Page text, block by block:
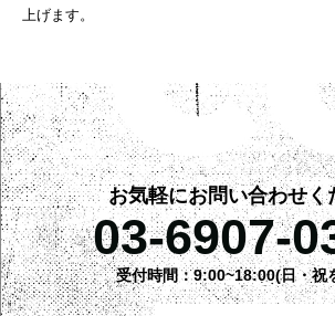
上げます。
お気軽にお問い合わせく
03-6907-
受付時間：9:00~18:00(日・祝